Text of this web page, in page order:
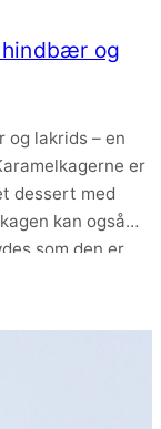
hindbær og
og lakrids – en
er
dessert med
kan også
som den er.
– en